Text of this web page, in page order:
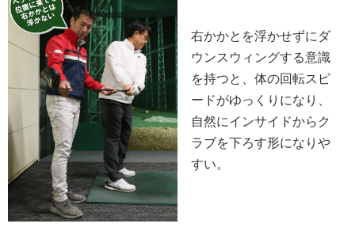
右かかとを浮かせずにダ
ウンスウィングする意識
を持つと、体の回転スピ
ードがゆっくりになり、
自然にインサイドからク
ラブを下ろす形になりや
すい。